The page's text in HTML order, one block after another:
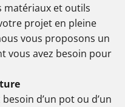
matériaux et outils
projet en pleine
vous proposons un
vous avez besoin pour
d’un pot ou d’un